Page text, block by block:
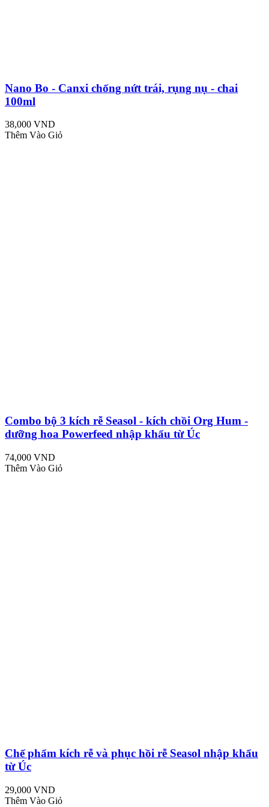
Nano Bo - Canxi chống nứt trái, rụng nụ - chai
100ml
38,000 VND
Thêm Vào Giỏ
Combo bộ 3 kích rễ Seasol - kích chồi Org Hum -
dưỡng hoa Powerfeed nhập khẩu từ Úc
74,000 VND
Thêm Vào Giỏ
Chế phẩm kích rễ và phục hồi rễ Seasol nhập khẩu
từ Úc
29,000 VND
Thêm Vào Giỏ